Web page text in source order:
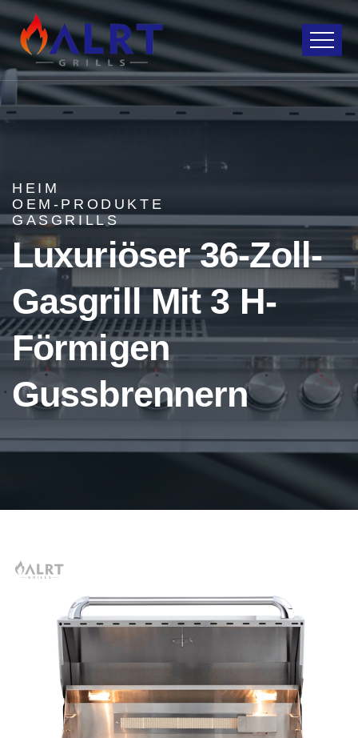
HEIM
OEM-PRODUKTE
GASGRILLS
Luxuriöser 36-Zoll-
Gasgrill Mit 3 H-
Förmigen
Gussbrennern